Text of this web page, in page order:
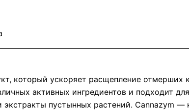
который ускоряет расщепление отмерших
активных ингредиентов и подходит
экстракты пустынных растений. Cannazym